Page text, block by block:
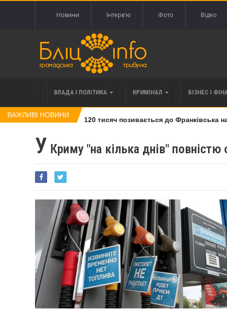
Новини Інтерв'ю Фото Відео
ВЛАДА І ПОЛІТИКА КРИМІНАЛ БІЗНЕС І
ВАЖЛИВІ НОВИНИ
права вимоги за 120 тисяч позивається до Франківська на
У Криму "на кілька днів"